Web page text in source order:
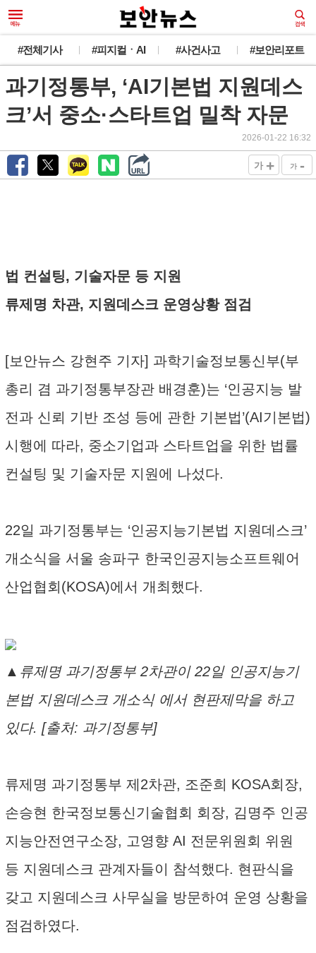
#전체기사 #피지컬ㆍAI #사건사고 #보안리포트
과기정통부, ‘AI기본법 지원데스
크’서 중소·스타트업 밀착 자문
2026-01-22 16:32
가 + 가 -
법 컨설팅, 기술자문 등 지원
류제명 차관, 지원데스크 운영상황 점검
[보안뉴스 강현주 기자] 과학기술정보통신부(부
총리 겸 과기정통부장관 배경훈)는 ‘인공지능 발
전과 신뢰 기반 조성 등에 관한 기본법’(AI기본법)
시행에 따라, 중소기업과 스타트업을 위한 법률
컨설팅 및 기술자문 지원에 나섰다.
22일 과기정통부는 ‘인공지능기본법 지원데스크’
개소식을 서울 송파구 한국인공지능소프트웨어
산업협회(KOSA)에서 개최했다.
▲류제명 과기정통부 2차관이 22일 인공지능기
본법 지원데스크 개소식 에서 현판제막을 하고
있다. [출처: 과기정통부]
류제명 과기정통부 제2차관, 조준희 KOSA회장,
손승현 한국정보통신기술협회 회장, 김명주 인공
지능안전연구소장, 고영향 AI 전문위원회 위원
등 지원데스크 관계자들이 참석했다. 현판식을
갖고 지원데스크 사무실을 방문하여 운영 상황을
점검하였다.